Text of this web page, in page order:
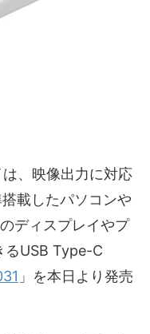
、映像出力に対応
載したパソコンや
ディスプレイやプ
るUSB Type-C
」を本日より発売